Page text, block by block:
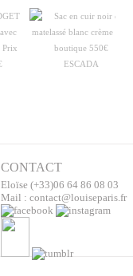
ESCADA
CONTACT
Eloïse (+33)06 64 86 08 03
Mail : contact@louiseparis.fr